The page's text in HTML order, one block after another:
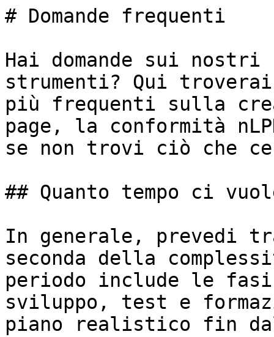
# Domande frequenti
Hai domande sui
strumenti? Qui
più frequenti sulla
page, la conformità
se non trovi ciò che
## Quanto tempo ci
In generale, prevedi
seconda della
periodo include le
sviluppo, test e
piano realistico fin